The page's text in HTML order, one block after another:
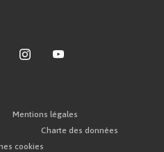
Mentions légales
Charte des données
cookies